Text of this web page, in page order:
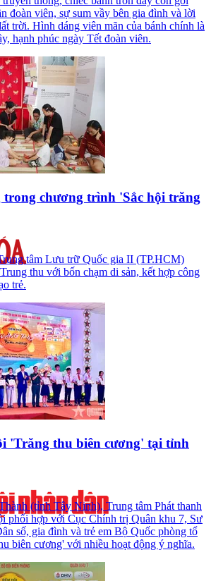
đoàn viên, sự sum vầy bên gia đình và lời
trời. Hình dáng viên mãn của bánh chính là
hạnh phúc ngày Tết đoàn viên.
trong chương trình 'Sắc hội trăng
tâm Lưu trữ Quốc gia II (TP.HCM)
thu với bốn chạm di sản, kết hợp công
trẻ.
'Trăng thu biên cương' tại tỉnh
(tỉnh Tây Ninh), Trung tâm Phát thanh
phối hợp với Cục Chính trị Quân khu 7, Sư
số, gia đình và trẻ em Bộ Quốc phòng tổ
biên cương' với nhiều hoạt động ý nghĩa.